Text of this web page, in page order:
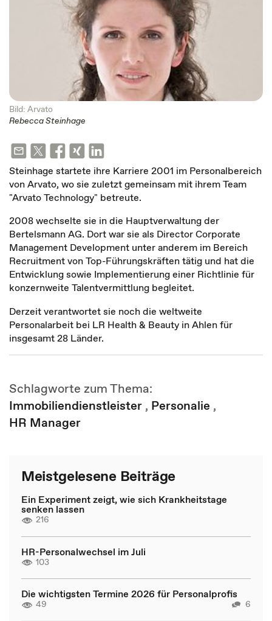
Bild: Arvato
Rebecca Steinhage
Steinhage startete ihre Karriere 2001 im Personalbereich
von Arvato, wo sie zuletzt gemeinsam mit ihrem Team
"Arvato Technology" betreute.
2008 wechselte sie in die Hauptverwaltung der
Bertelsmann AG. Dort war sie als Director Corporate
Management Development unter anderem im Bereich
Recruitment von Top-Führungskräften tätig und hat die
Entwicklung sowie Implementierung einer Richtlinie für
konzernweite Talentvermittlung begleitet.
Derzeit verantwortet sie noch die weltweite
Personalarbeit bei LR Health & Beauty in Ahlen für
insgesamt 28 Länder.
Schlagworte zum Thema:
Immobiliendienstleister , Personalie ,
HR Manager
Meistgelesene Beiträge
Ein Experiment zeigt, wie sich Krankheitstage
senken lassen
216
HR-Personalwechsel im Juli
103
Die wichtigsten Termine 2026 für Personalprofis
49 6